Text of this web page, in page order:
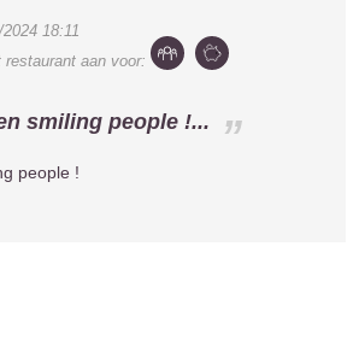
18:11
restaurant aan voor:
smiling people !...
people !